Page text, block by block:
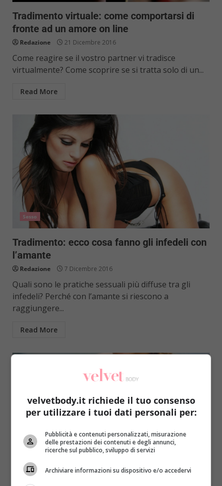
Tradimento virtuale: come comportarsi di
fronte ad un amore on line
Redazione 21 Dicembre 2016
Come reagire se il vostro partner vi tradisce
virtualmente? Come scoprire se si tratta solo di un...
Read More
Sesso
Tradimento: ecco cosa fanno gli infedeli con
l’amante
Redazione 7 Dicembre 2016
Quali sono le pratiche sessuali più diffuse tra gli
infedeli? Perché con l’amante si riescono a
raggiungere...
Read More
velvetbody.it richiede il tuo consenso
per utilizzare i tuoi dati personali per:
Pubblicità e contenuti personalizzati, misurazione
delle prestazioni dei contenuti e degli annunci,
ricerche sul pubblico, sviluppo di servizi
Archiviare informazioni su dispositivo e/o accedervi